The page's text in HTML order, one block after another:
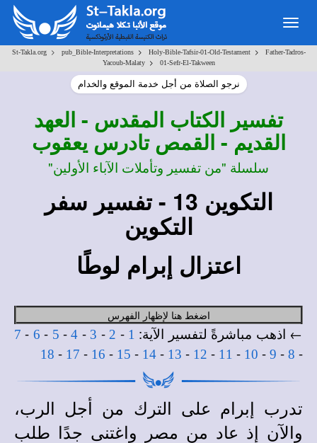
St-Takla.org> pub_Bible-Interpretations> Holy-Bible-Tafsir-01-Old-Testament>
Father-Tadros-
Yacoub-Malaty> 01-Sefr-El-Takween
نرجو الصلاة من أجل خدمة الموقع والخدام
تفسير الكتاب المقدس - العهد
القديم - القمص تادرس يعقوب
سلسلة "من تفسير وتأملات الآباء الأولين"
التكوين 13 - تفسير سفر
التكوين
اعتزال إبرام لوطًا
اضغط هنا لإظهار الفهرس
← اذهب مباشرةً لتفسير الآية: 1
-
2
-
3
-
4
-
5
-
6
-
7
-
8
-
9
-
10
-
11
-
12
-
13
-
14
-
15
-
16
-
17
-
18
تدرب إبرام على الترك من أجل الرب،
والآن إذ عاد من مصر واغتنى جدًا طلب